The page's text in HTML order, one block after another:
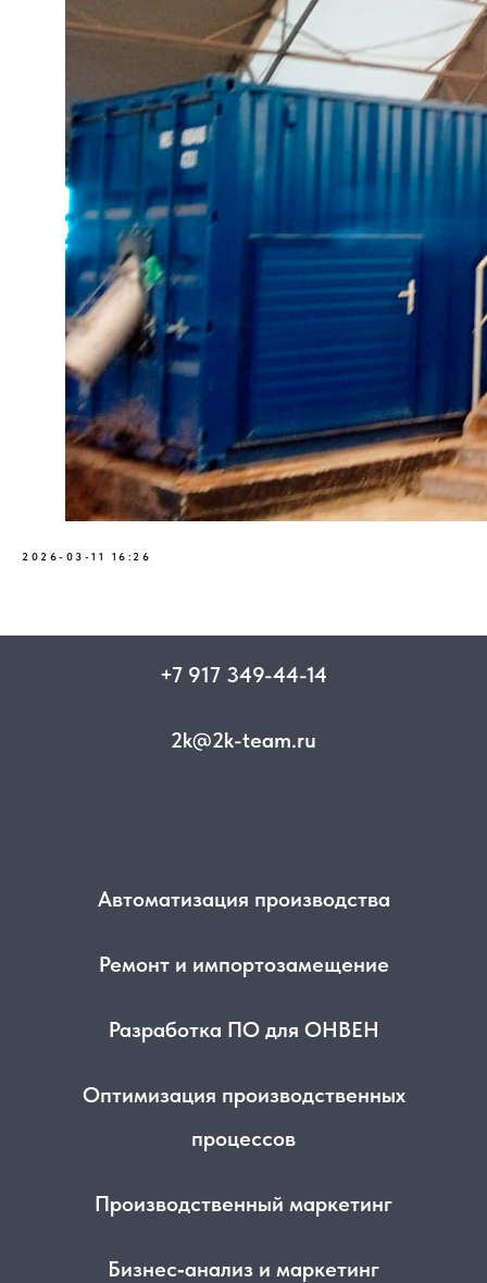
2026-03-11 16:26
+7 917 349-44-14
2k@2k-team.ru
Автоматизация производства
Ремонт и импортозамещение
Разработка ПО для ОНВЕН
Оптимизация производственных
процессов
Производственный маркетинг
Бизнес‑анализ и маркетинг